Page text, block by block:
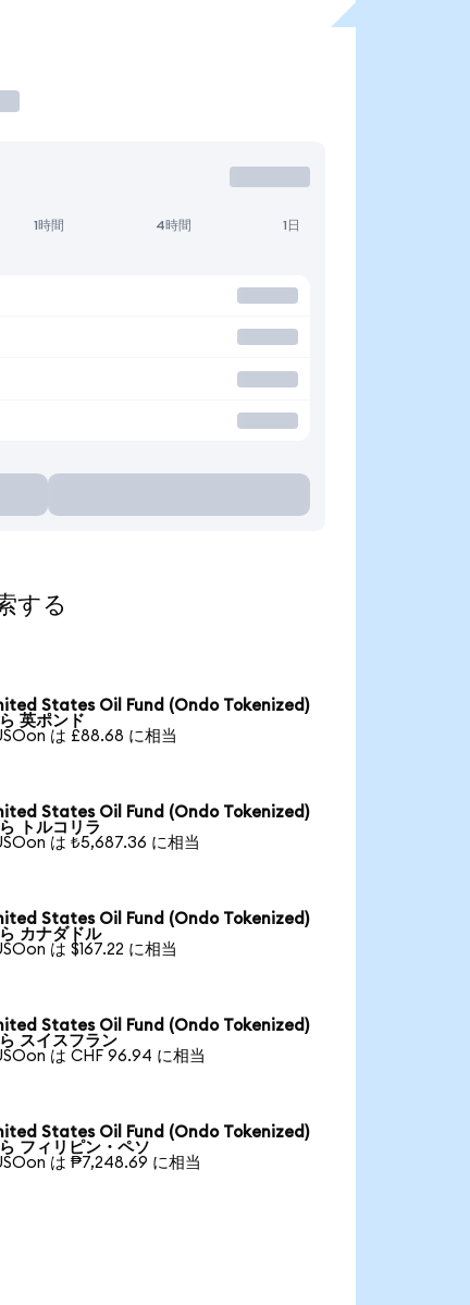
1時間 4時間 1日
する
States Oil Fund (Ondo Tokenized)
英ポンド
は £88.68 に相当
States Oil Fund (Ondo Tokenized)
トルコリラ
は ₺5,687.36 に相当
States Oil Fund (Ondo Tokenized)
カナダドル
は $167.22 に相当
States Oil Fund (Ondo Tokenized)
スイスフラン
は CHF 96.94 に相当
States Oil Fund (Ondo Tokenized)
フィリピン・ペソ
は ₱7,248.69 に相当